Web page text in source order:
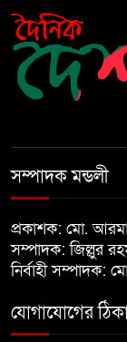
৬
৮
৯
সম্পাদক মন্ডলী
প্রকাশক: মো.
সম্পাদক: জিল্লুর
নির্বাহী সম্পাদক:
যোগাযোগের